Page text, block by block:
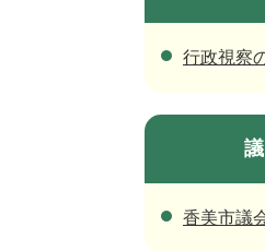
行政視察
香美市議